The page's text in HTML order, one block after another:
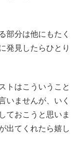
分は他にもたく
発見したらひとり
トはこういうこと
いませんが、いく
ておこうと思いま
出てくれたら嬉し